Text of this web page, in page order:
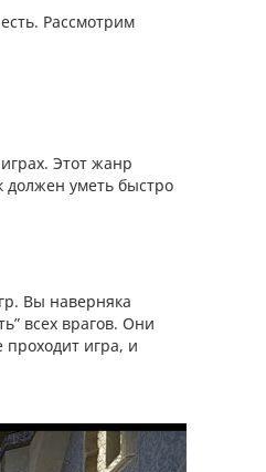
Рассмотрим
Этот жанр
должен уметь быстро
Вы наверняка
всех врагов. Они
проходит игра, и